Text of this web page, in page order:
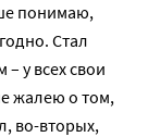
понимаю,
Стал
у всех свои
жалею о том,
во-вторых,